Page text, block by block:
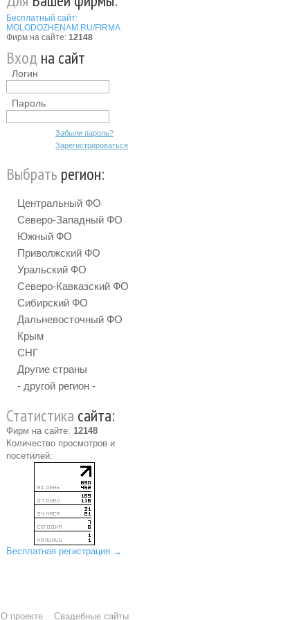
Бесплатный сайт:
MOLODOZHENAM.RU/FIRMA
Фирм на сайте: 12148
Вход на сайт
Логин
Пароль
Забыли пароль?
Зарегистрироваться
Выбрать регион:
Центральный ФО
Северо-Западный ФО
Южный ФО
Приволжский ФО
Уральский ФО
Северо-Кавказский ФО
Сибирский ФО
Дальневосточный ФО
Крым
СНГ
Другие страны
- другой регион -
Статистика сайта:
Фирм на сайте: 12148
Количество просмотров и
посетилей:
Бесплатная регистрация →
О проекте Свадебные сайты